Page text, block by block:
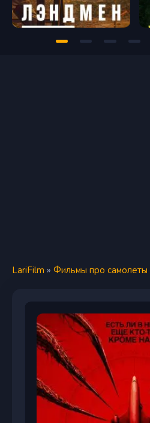
LariFilm » Фильмы про самолеты